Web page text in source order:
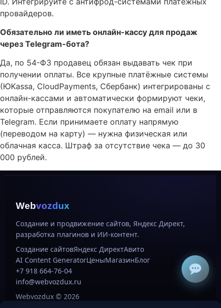
провайдеров.
Обязательно ли иметь онлайн-кассу для продаж
через Telegram-бота?
Да, по 54-ФЗ продавец обязан выдавать чек при
получении оплаты. Все крупные платёжные системы
(ЮKassa, CloudPayments, Сбербанк) интегрированы с
онлайн-кассами и автоматически формируют чеки,
которые отправляются покупателю на email или в
Telegram. Если принимаете оплату напрямую
(переводом на карту) — нужна физическая или
облачная касса. Штраф за отсутствие чека — до 30
000 рублей.
Webvozdux
Создание и продвижение сайтов, Яндекс Директ,
разработка плагинов и ИИ-контент.
Создание сайтовЯндекс ДиректАвито
AI Content GeneratorЦеныМагазинБлог
+7 918 664-76-04
info@webvozdux.ru
Webvozdux © 2026